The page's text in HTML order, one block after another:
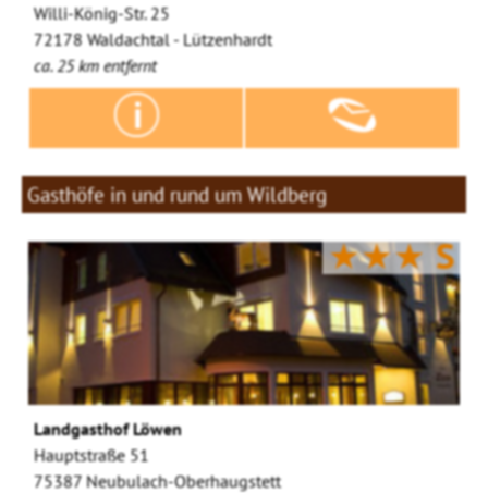
Willi-König-Str. 25
72178 Waldachtal - Lützenhardt
ca. 25 km entfernt
Gasthöfe in und rund um Wildberg
★★★S
Landgasthof Löwen
Hauptstraße 51
75387 Neubulach-Oberhaugstett